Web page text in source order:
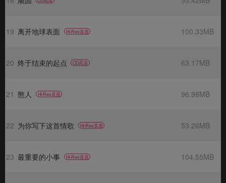
19 离开地球表面 Hi-Res音质 100.33MB
20 终于结束的起点 CD高清 63.17MB
21 憨人 Hi-Res音质 96.98MB
22 为你写下这首情歌 Hi-Res音质 53.26MB
23 最重要的小事 Hi-Res音质 104.55MB